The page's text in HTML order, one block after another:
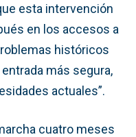
esta intervención
en los accesos a
históricos
más segura,
actuales”.
cuatro meses